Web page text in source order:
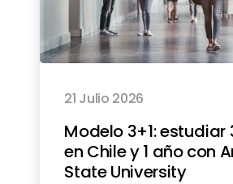
21 Julio 2026
Modelo 3+1: estudiar
en Chile y 1 año con
State University